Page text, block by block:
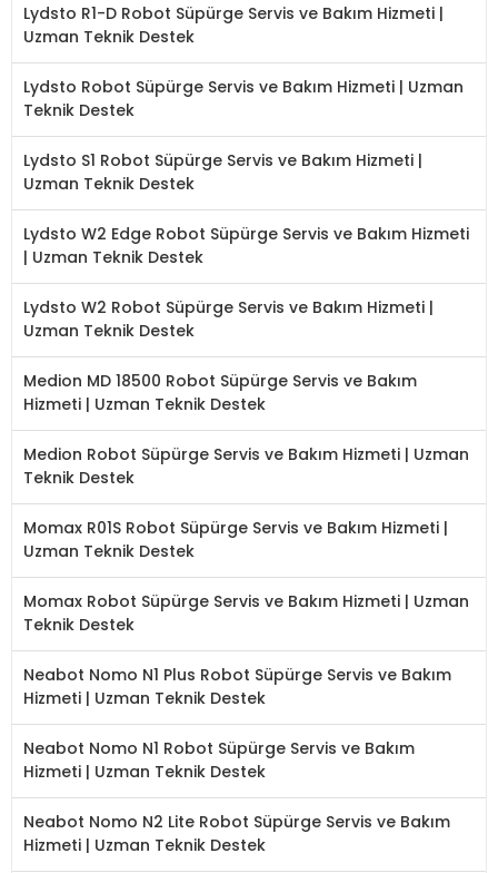
Lydsto R1-D Robot Süpürge Servis ve Bakım Hizmeti |
Uzman Teknik Destek
Lydsto Robot Süpürge Servis ve Bakım Hizmeti | Uzman
Teknik Destek
Lydsto S1 Robot Süpürge Servis ve Bakım Hizmeti |
Uzman Teknik Destek
Lydsto W2 Edge Robot Süpürge Servis ve Bakım Hizmeti
| Uzman Teknik Destek
Lydsto W2 Robot Süpürge Servis ve Bakım Hizmeti |
Uzman Teknik Destek
Medion MD 18500 Robot Süpürge Servis ve Bakım
Hizmeti | Uzman Teknik Destek
Medion Robot Süpürge Servis ve Bakım Hizmeti | Uzman
Teknik Destek
Momax R01S Robot Süpürge Servis ve Bakım Hizmeti |
Uzman Teknik Destek
Momax Robot Süpürge Servis ve Bakım Hizmeti | Uzman
Teknik Destek
Neabot Nomo N1 Plus Robot Süpürge Servis ve Bakım
Hizmeti | Uzman Teknik Destek
Neabot Nomo N1 Robot Süpürge Servis ve Bakım
Hizmeti | Uzman Teknik Destek
Neabot Nomo N2 Lite Robot Süpürge Servis ve Bakım
Hizmeti | Uzman Teknik Destek